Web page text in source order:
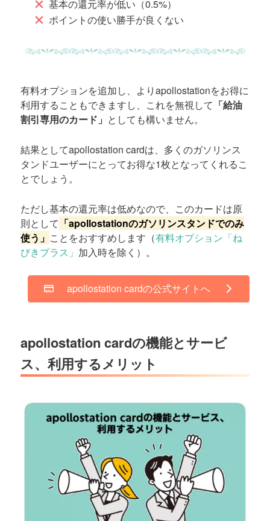
基本の還元率が低い（0.5%）
ポイントの使い勝手が良くない
有料オプションを追加し、よりapollostationをお得に
利用することもできますし、これを無視して 「給油
割引専用のカード」 としても構いません。
結果としてapollostation cardは、多くのガソリンス
タンドユーザーにとってお得な1枚となってくれるこ
とでしょう。
ただし基本の還元率は低めなので、このカードは原
則として 「apollostationのガソリンスタンドでのみ
使う」 ことをおすすめします（有料オプション「ね
びきプラス」 加入時を除く）。
apollostation cardの公式サイトへ
apollostation cardの機能とサービ
ス、利用するメリット